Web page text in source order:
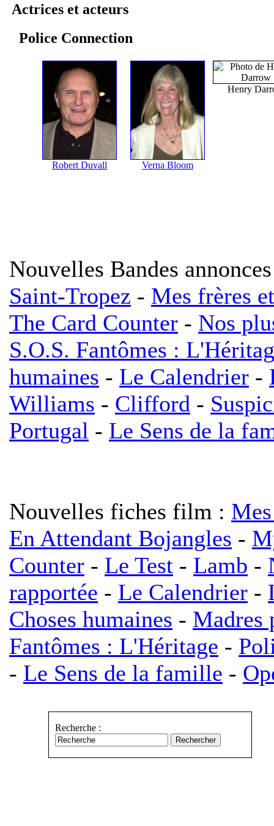
Actrices et acteurs
Police Connection
Robert Duvall Verna Bloom
Henry
Nouvelles Bandes
Saint-Tropez - Mes frères
The Card Counter - Nos
S.O.S. Fantômes :
humaines - Le Calendrier -
Williams - Clifford -
Portugal - Le Sens de la
Nouvelles fiches film :
En Attendant Bojangles -
Counter - Le Test - Lamb -
rapportée - Le Calendrier -
Choses humaines - Madres
Fantômes : L'Héritage -
- Le Sens de la famille -
Recherche :